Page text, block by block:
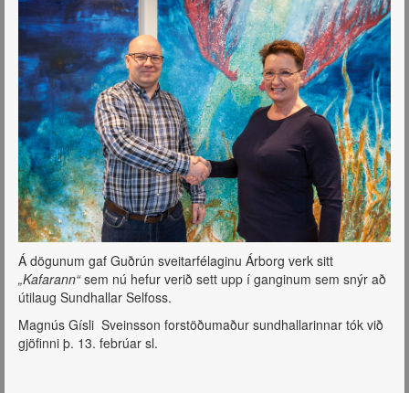
Á dögunum gaf Guðrún sveitarfélaginu Árborg verk sitt
„Kafarann“sem nú hefur verið sett upp í ganginum sem snýr að
útilaug Sundhallar Selfoss.
Magnús Gísli Sveinsson forstöðumaður sundhallarinnar tók við
gjöfinni þ. 13. febrúar sl.